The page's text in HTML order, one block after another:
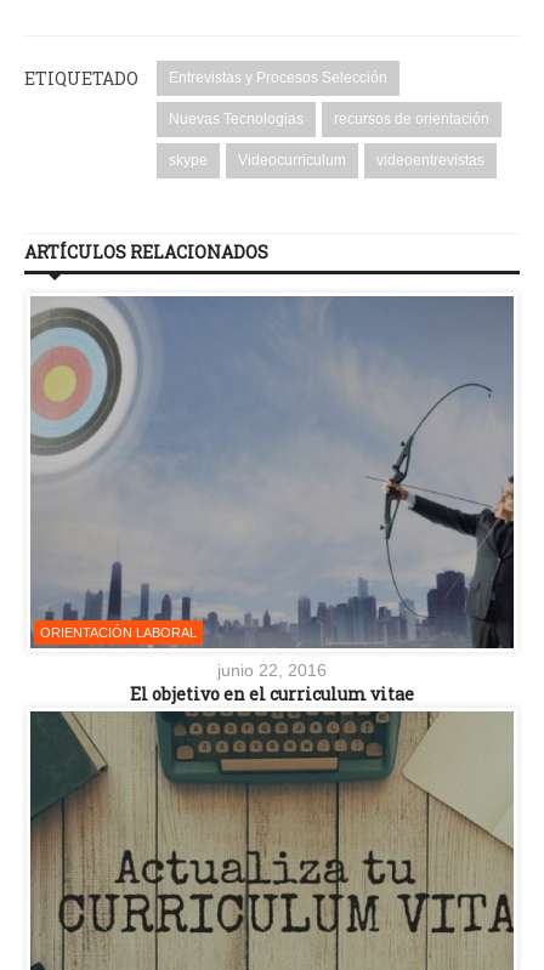
ETIQUETADO Entrevistas y Procesos Selección
Nuevas Tecnologias recursos de orientación
skype Videocurriculum videoentrevistas
ARTÍCULOS RELACIONADOS
ORIENTACIÓN LABORAL
junio 22, 2016
El objetivo en el curriculum vitae